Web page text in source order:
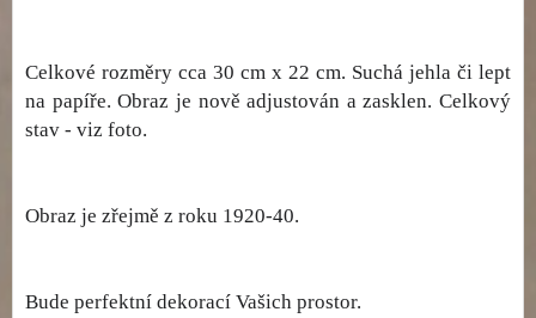
Celkové rozměry cca 30 cm x 22 cm. Suchá jehla či lept
na papíře. Obraz je nově adjustován a zasklen. Celkový
stav - viz foto.
Obraz je zřejmě z roku 1920-40.
Bude perfektní dekorací Vašich prostor.